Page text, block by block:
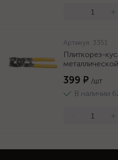
+
Артикул: 3351
Плиткорез-
399 ₽ /шт
В наличии
+